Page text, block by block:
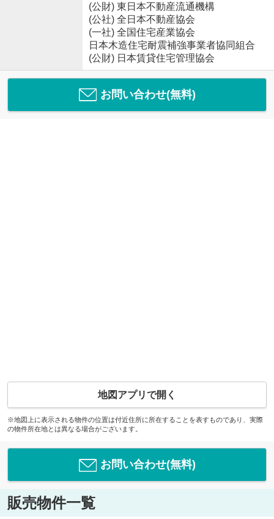
(公財) 東日本不動産流通機構
(公社) 全日本不動産協会
(一社) 全国住宅産業協会
日本木造住宅耐震補強事業者協同組合
(公財) 日本賃貸住宅管理協会
お問い合わせ(無料)
地図アプリで開く
※地図上に表示される物件の位置は付近住所に所在することを表すものであり、実際
の物件所在地とは異なる場合がございます。
お問い合わせ(無料)
販売物件一覧